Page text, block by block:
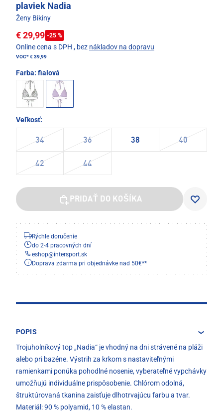
plaviek Nadia
Ženy Bikiny
€ 29,99 -25 %
Online cena s DPH , bez nákladov na dopravu
VOC*€ 39,99
Farba: fialová
Veľkosť:
34 36 38 40
42 44
PRIDAŤ DO KOŠÍKA
Rýchle doručenie
do 2-4 pracovných dní
eshop@intersport.sk
Doprava zdarma pri objednávke nad 50€**
POPIS
Trojuholníkový top „Nadia“ je vhodný na dni strávené na pláži
alebo pri bazéne. Výstrih za krkom s nastaviteľnými
ramienkami ponúka pohodlné nosenie, vyberateľné vypchávky
umožňujú individuálne prispôsobenie. Chlórom odolná,
štruktúrovaná tkanina zaisťuje dlhotrvajúcu farbu a tvar.
Materiál: 90 % polyamid, 10 % elastan.